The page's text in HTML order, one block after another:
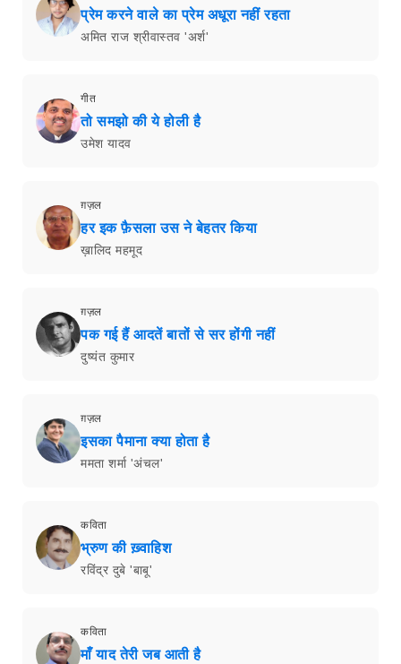
प्रेम करने वाले का प्रेम अधूरा नहीं रहता
अमित राज श्रीवास्तव 'अर्श'
गीत
तो समझो की ये होली है
उमेश यादव
ग़ज़ल
हर इक फ़ैसला उस ने बेहतर किया
ख़ालिद महमूद
ग़ज़ल
पक गई हैं आदतें बातों से सर होंगी नहीं
दुष्यंत कुमार
ग़ज़ल
इसका पैमाना क्या होता है
ममता शर्मा 'अंचल'
कविता
भ्रुण की ख़्वाहिश
रविंद्र दुबे 'बाबू'
कविता
माँ याद तेरी जब आती है